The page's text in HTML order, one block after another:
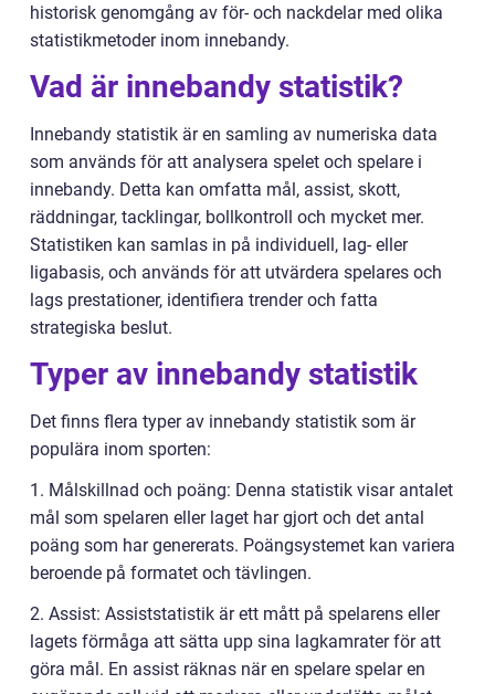
historisk genomgång av för- och nackdelar med olika
statistikmetoder inom innebandy.
Vad är innebandy statistik?
Innebandy statistik är en samling av numeriska data
som används för att analysera spelet och spelare i
innebandy. Detta kan omfatta mål, assist, skott,
räddningar, tacklingar, bollkontroll och mycket mer.
Statistiken kan samlas in på individuell, lag- eller
ligabasis, och används för att utvärdera spelares och
lags prestationer, identifiera trender och fatta
strategiska beslut.
Typer av innebandy statistik
Det finns flera typer av innebandy statistik som är
populära inom sporten:
1. Målskillnad och poäng: Denna statistik visar antalet
mål som spelaren eller laget har gjort och det antal
poäng som har genererats. Poängsystemet kan variera
beroende på formatet och tävlingen.
2. Assist: Assiststatistik är ett mått på spelarens eller
lagets förmåga att sätta upp sina lagkamrater för att
göra mål. En assist räknas när en spelare spelar en